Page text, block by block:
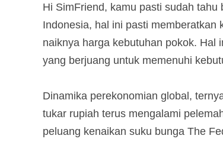
Hi SimFriend, kamu pasti sudah
Indonesia, hal ini pasti memberatkan
naiknya harga kebutuhan pokok. Hal
yang berjuang untuk memenuhi
Dinamika perekonomian global,
tukar rupiah terus mengalami
peluang kenaikan suku bunga The